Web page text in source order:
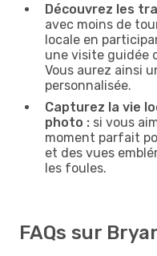
Découvrez les
avec moins de
locale en
une visite guidée
Vous aurez ainsi
personnalisée.
Capturez la vie
photo : si vous
moment parfait
et des vues
les foules.
FAQs sur